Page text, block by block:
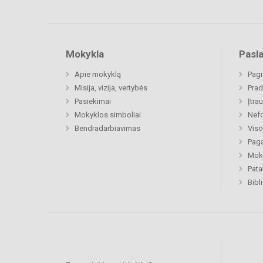
Mokykla
Apie mokyklą
Misija, vizija, vertybės
Pasiekimai
Mokyklos simboliai
Bendradarbiavimas